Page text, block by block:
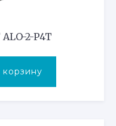
2-P4T
корзину